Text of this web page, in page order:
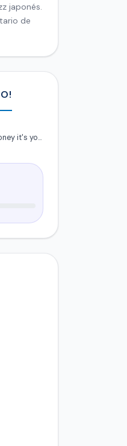
japonés.
de
Yamashita Tatsuro - Love Talkin' (honey it's you)